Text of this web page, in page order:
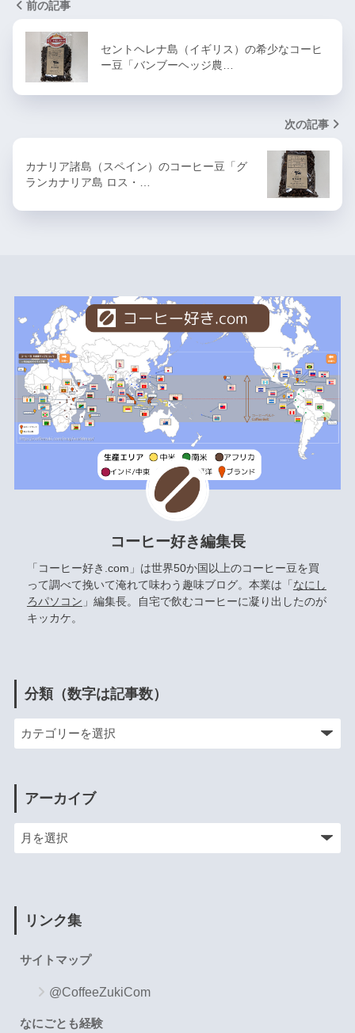
前の記事
セントヘレナ島（イギリス）の希少なコーヒ
ー豆「バンブーヘッジ農…
次の記事
カナリア諸島（スペイン）のコーヒー豆「グ
ランカナリア島 ロス・…
コーヒー好き編集長
「コーヒー好き.com」は世界50か国以上のコーヒー豆を買
って調べて挽いて淹れて味わう趣味ブログ。本業は「 なにし
ろパソコン 」編集長。自宅で飲むコーヒーに凝り出したのが
キッカケ。
分類（数字は記事数）
アーカイブ
リンク集
サイトマップ
@CoffeeZukiCom
なにごとも経験